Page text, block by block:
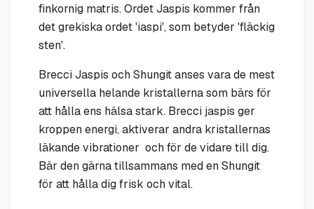
finkornig matris. Ordet Jaspis kommer från
det grekiska ordet 'iaspi', som betyder 'fläckig
sten'.
Brecci Jaspis och Shungit anses vara de mest
universella helande kristallerna som bärs för
att hålla ens hälsa stark. Brecci jaspis ger
kroppen energi, aktiverar andra kristallernas
läkande vibrationer och för de vidare till dig.
Bär den gärna tillsammans med en Shungit
för att hålla dig frisk och vital.